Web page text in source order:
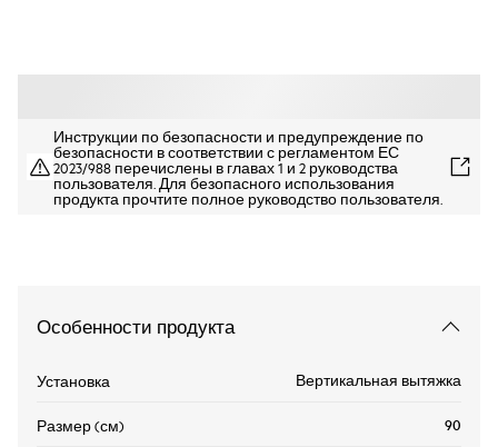
Инструкции по безопасности и предупреждение по
безопасности в соответствии с регламентом ЕС
2023/988 перечислены в главах 1 и 2 руководства
пользователя. Для безопасного использования
продукта прочтите полное руководство пользователя.
Особенности продукта
Установка Вертикальная вытяжка
Размер (см) 90